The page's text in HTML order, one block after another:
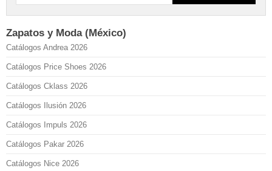
Zapatos y Moda (México)
Catálogos Andrea 2026
Catálogos Price Shoes 2026
Catálogos Cklass 2026
Catálogos Ilusión 2026
Catálogos Impuls 2026
Catálogos Pakar 2026
Catálogos Nice 2026